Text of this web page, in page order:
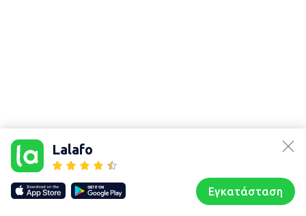
Lalafo
Εγκατάσταση
Our websites
lalafo.kg
lalafo.rs
lalafo.pl
Sitemap
Συζητήσεις Προφίλ